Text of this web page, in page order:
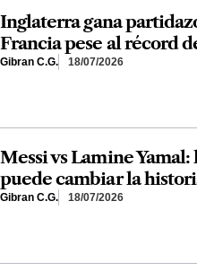
Inglaterra gana
Francia pese al récord
Gibran C.G. 18/07/2026
Messi vs Lamine
puede cambiar la
Gibran C.G. 18/07/2026